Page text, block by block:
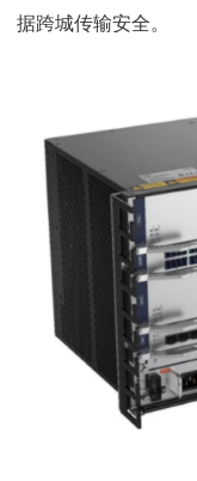
据跨城传输安全。